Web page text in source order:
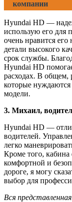
компании
Hyundai HD —
использую его для
очень нравится
детали высокого
срок службы.
Hyundai HD
расходах. В общем,
которые
модели.
3. Михаил,
Hyundai HD —
водителей.
легко
Кроме того,
комфортной и
дороге, я могу
выбор для
Вся